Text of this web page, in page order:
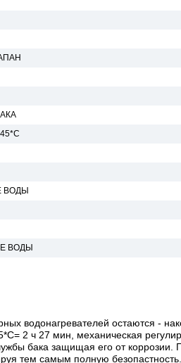
ВОДЫ
ВОДЫ
водонагревателей остаются -
2 ч 27 мин, механическая
бака защищая его от
тем самым полную